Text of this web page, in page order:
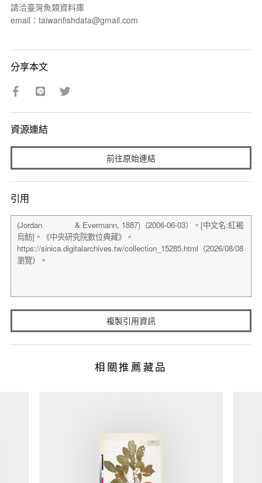
請洽臺灣魚類資料庫
email：taiwanfishdata@gmail.com
分享本文
資源連結
前往原始連結
引用
複製引用資訊
相關推薦藏品